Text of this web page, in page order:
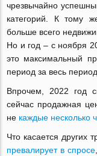
чрезвычайно
категорий. К тому
больше всего
Но и год – с ноября
это максимальный
период за весь
Впрочем, 2022 год
сейчас продажная
не каждые несколько
Что касается других
превалирует в спросе